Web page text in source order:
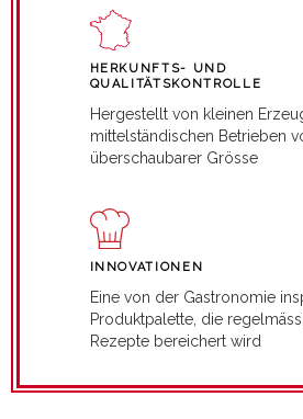
HERKUNFTS- UND
QUALITÄTSKONTROLLE
Hergestellt von kleinen
mittelständischen Betrieben
überschaubarer Grösse
INNOVATIONEN
Eine von der Gastronomie
Produktpalette, die
Rezepte bereichert wird